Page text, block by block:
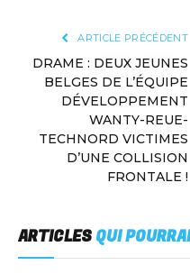
ARTICLE PRÉCÉDENT
DRAME : DEUX JEUNES
BELGES DE L’ÉQUIPE
DÉVELOPPEMENT
WANTY-REUE-
TECHNORD VICTIMES
D’UNE COLLISION
FRONTALE !
ARTICLES QUI